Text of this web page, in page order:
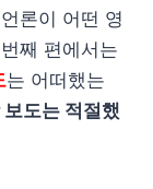
론이 어떤 영
째 편에서는
는 어떠했는
도는 적절했